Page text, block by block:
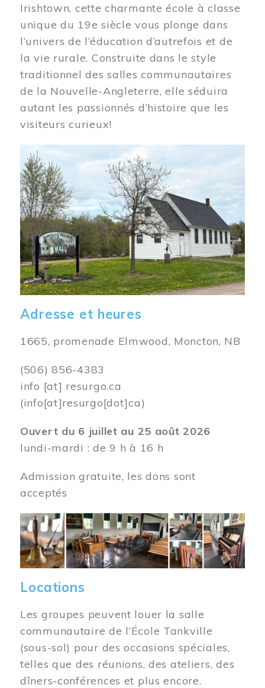
Irishtown, cette charmante école à classe
unique du 19e siècle vous plonge dans
l’univers de l’éducation d’autrefois et de
la vie rurale. Construite dans le style
traditionnel des salles communautaires
de la Nouvelle-Angleterre, elle séduira
autant les passionnés d’histoire que les
visiteurs curieux!
Image
Adresse et heures
1665, promenade Elmwood, Moncton, NB
(506) 856-4383
info [at] resurgo.ca
(info[at]resurgo[dot]ca)
Ouvert du 6 juillet au 25 août 2026
lundi-mardi : de 9 h à 16 h
Admission gratuite, les dons sont
acceptés
Image
Locations
Les groupes peuvent louer la salle
communautaire de l’École Tankville
(sous-sol) pour des occasions spéciales,
telles que des réunions, des ateliers, des
dîners-conférences et plus encore.